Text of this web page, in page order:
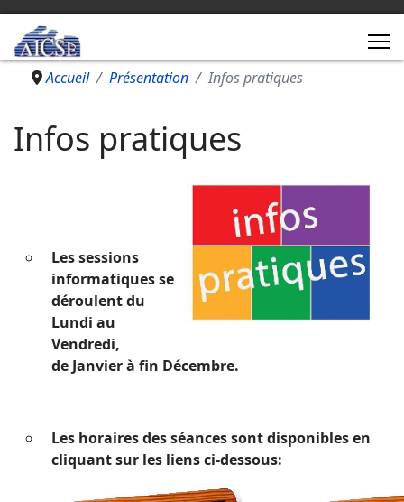
Accueil Présentation Infos pratiques
Infos pratiques
Les sessions
informatiques se
déroulent du
Lundi au
Vendredi,
de Janvier à fin Décembre.
Les horaires des séances sont disponibles en
cliquant sur les liens ci-dessous: